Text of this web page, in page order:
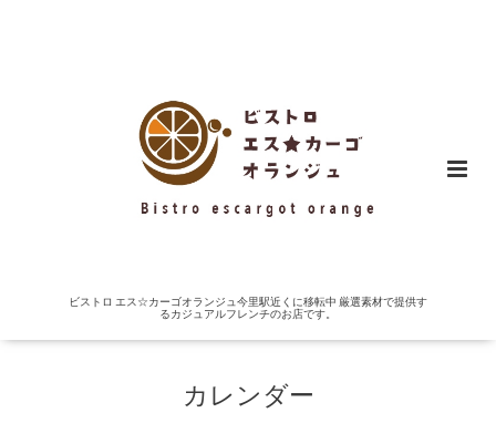
ビストロ エス☆カーゴオランジュ今里駅近くに移転中 厳選素材で提供す
るカジュアルフレンチのお店です。
カレンダー